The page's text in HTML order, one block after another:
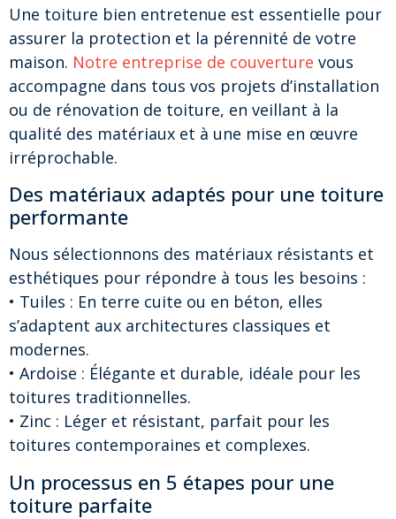
Une toiture bien entretenue est essentielle pour
assurer la protection et la pérennité de votre
maison. Notre entreprise de couverture vous
accompagne dans tous vos projets d’installation
ou de rénovation de toiture, en veillant à la
qualité des matériaux et à une mise en œuvre
irréprochable.
Des matériaux adaptés pour une toiture
performante
Nous sélectionnons des matériaux résistants et
esthétiques pour répondre à tous les besoins :
• Tuiles : En terre cuite ou en béton, elles
s’adaptent aux architectures classiques et
modernes.
• Ardoise : Élégante et durable, idéale pour les
toitures traditionnelles.
• Zinc : Léger et résistant, parfait pour les
toitures contemporaines et complexes.
Un processus en 5 étapes pour une
toiture parfaite